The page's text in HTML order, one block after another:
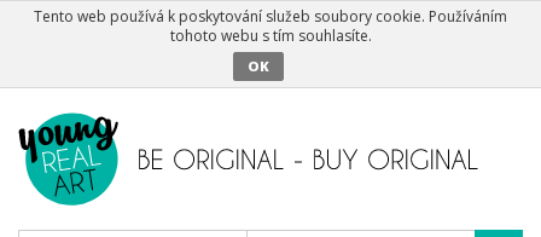
Tento web používá k poskytování služeb soubory cookie. Používáním
tohoto webu s tím souhlasíte.
OK